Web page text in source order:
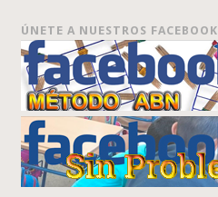
ÚNETE A NUESTROS FACEBOOK